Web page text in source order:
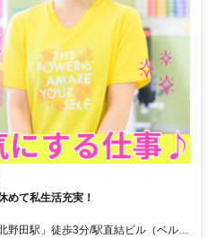
めて私生活充実！
野田駅」徒歩3分/駅直結ビル（ベルヒ